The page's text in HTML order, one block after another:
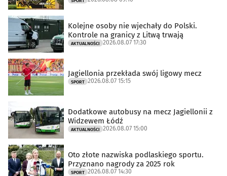
Kolejne osoby nie wjechały do Polski.
Kontrole na granicy z Litwą trwają
AKTUALNOŚCI 2026.08.07 17:30
Jagiellonia przekłada swój ligowy mecz
SPORT 2026.08.07 15:15
Dodatkowe autobusy na mecz Jagiellonii z
Widzewem Łódź
AKTUALNOŚCI 2026.08.07 15:00
Oto złote nazwiska podlaskiego sportu.
Przyznano nagrody za 2025 rok
SPORT 2026.08.07 14:30